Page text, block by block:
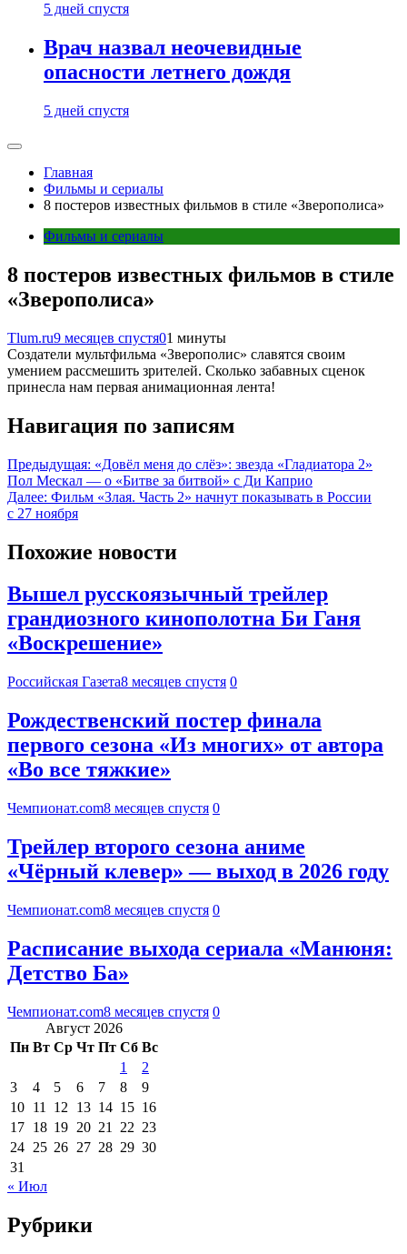
5 дней спустя
Врач назвал неочевидные
опасности летнего дождя
5 дней спустя
Главная
Фильмы и сериалы
8 постеров известных фильмов в стиле «Зверополиса»
Фильмы и сериалы
8 постеров известных фильмов в стиле
«Зверополиса»
Tlum.ru9 месяцев спустя01 минуты
Создатели мультфильма «Зверополис» славятся своим
умением рассмешить зрителей. Сколько забавных сценок
принесла нам первая анимационная лента!
Навигация по записям
Предыдущая: «Довёл меня до слёз»: звезда «Гладиатора 2»
Пол Мескал — о «Битве за битвой» с Ди Каприо
Далее: Фильм «Злая. Часть 2» начнут показывать в России
с 27 ноября
Похожие новости
Вышел русскоязычный трейлер
грандиозного кинополотна Би Ганя
«Воскрешение»
Российская Газета8 месяцев спустя 0
Рождественский постер финала
первого сезона «Из многих» от автора
«Во все тяжкие»
Чемпионат.com8 месяцев спустя 0
Трейлер второго сезона аниме
«Чёрный клевер» — выход в 2026 году
Чемпионат.com8 месяцев спустя 0
Расписание выхода сериала «Манюня:
Детство Ба»
Чемпионат.com8 месяцев спустя 0
Август 2026
Пн Вт Ср Чт Пт Сб Вс
1
2
3
4 5 6 7 8
9
10 11 12 13 14 15 16
17 18 19 20 21 22 23
24 25 26 27 28 29 30
31
« Июл
Рубрики